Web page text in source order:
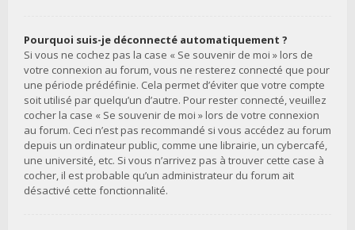
Pourquoi suis-je déconnecté automatiquement ?
Si vous ne cochez pas la case « Se souvenir de moi » lors de
votre connexion au forum, vous ne resterez connecté que pour
une période prédéfinie. Cela permet d’éviter que votre compte
soit utilisé par quelqu’un d’autre. Pour rester connecté, veuillez
cocher la case « Se souvenir de moi » lors de votre connexion
au forum. Ceci n’est pas recommandé si vous accédez au forum
depuis un ordinateur public, comme une librairie, un cybercafé,
une université, etc. Si vous n’arrivez pas à trouver cette case à
cocher, il est probable qu’un administrateur du forum ait
désactivé cette fonctionnalité.